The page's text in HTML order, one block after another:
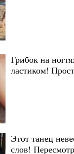
Грибок на
ластиком!
Этот танец
слов!